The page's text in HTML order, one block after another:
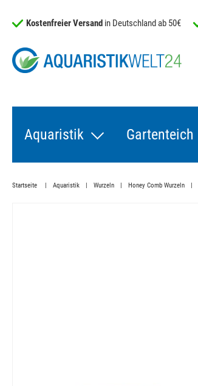
Kostenfreier Versand in Deutschland ab 50€
Aquaristik Gartenteich
Startseite Aquaristik Wurzeln Honey Comb Wurzeln